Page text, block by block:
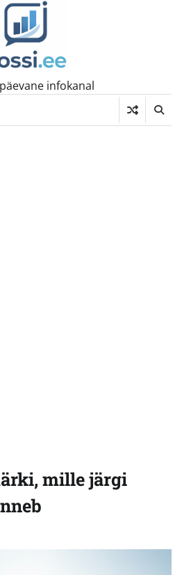
infokanal
mille järgi